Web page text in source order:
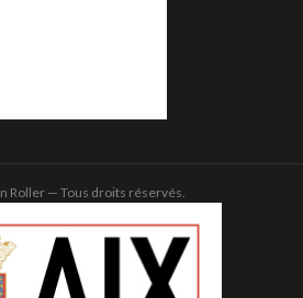
Roller — Tous droits réservés.